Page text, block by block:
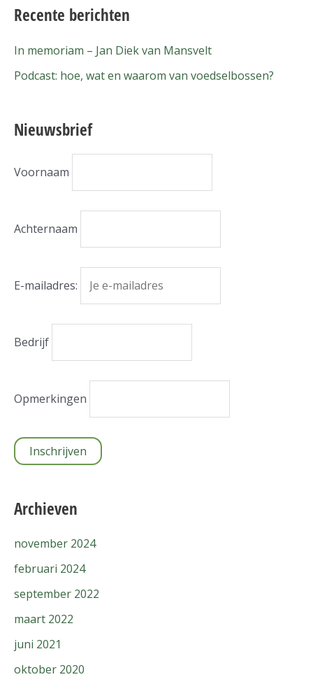
Recente berichten
In memoriam – Jan Diek van Mansvelt
Podcast: hoe, wat en waarom van voedselbossen?
Nieuwsbrief
Voornaam
Achternaam
E-mailadres:
Bedrijf
Opmerkingen
Archieven
november 2024
februari 2024
september 2022
maart 2022
juni 2021
oktober 2020